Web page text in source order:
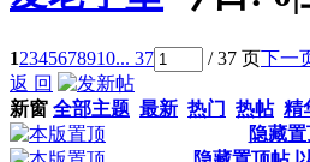
12345678910... 37 / 37 页下一
返 回
新窗 全部主题 最新 热门 热帖 精
隐藏